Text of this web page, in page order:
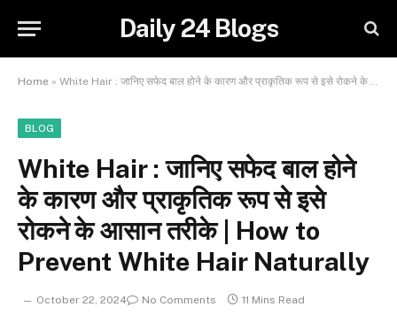
Daily 24 Blogs
Home » White Hair : जानिए सफेद बाल होने के कारण और प्राकृतिक रूप से इसे रोकने के आसान तरीके | How to Prevent White Hair Naturally
BLOG
White Hair : जानिए सफेद बाल होने
के कारण और प्राकृतिक रूप से इसे
रोकने के आसान तरीके | How to
Prevent White Hair Naturally
October 22, 2024 No Comments 11 Mins Read